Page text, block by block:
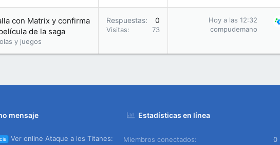
con Matrix y confirma
de la saga
y juegos
Respuestas 0
Visitas 73
Hoy a las 12:32
compudemano
mensaje
Ver online Ataque a los Titanes:
Estadísticas en línea
Miembros conectados
0